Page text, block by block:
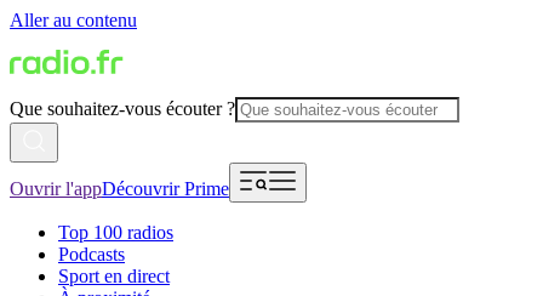
Aller au contenu
Que souhaitez-vous écouter ?
Ouvrir l'appDécouvrir Prime
Top 100 radios
Podcasts
Sport en direct